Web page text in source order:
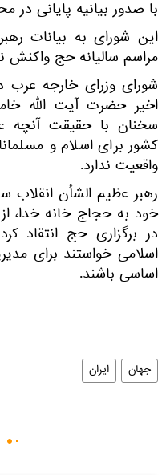
با صدور بیانیه پایانی در
این شورای به بیانات
مراسم سالیانه حج واکنش
شورای وزرای خارجه عرب
اخیر حضرت آیت الله
سخنان با حقیقت آنچه
کشور برای اسلام و
واقعیت ندارد.
رهبر عظیم الشأن انقلاب
خود به حجاج خانه خدا،
در برگزاری حج انتقاد
اسلامی خواستند برای
اساسی باشند.
جهان ایران